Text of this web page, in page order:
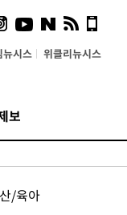
뉴시스 위클리뉴시스
보
/육아
답 찾았죠"…알을
온 '초자아'